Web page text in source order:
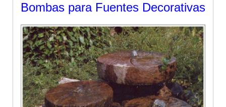
Bombas para Fuentes Decorativas